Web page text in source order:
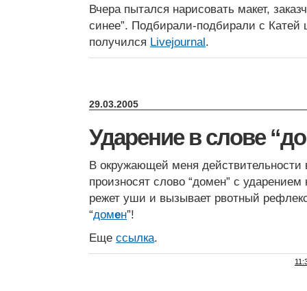
Вчера пытался нарисовать макет,
синее”. Подбирали-подбирали с Катей
получился Livejournal.
29.03.2005
Ударение в слове
В окружающей меня действительности
произносят слово “домен” с ударением
режет уши и вызывает рвотный
“домен”!
Еще ссылка.